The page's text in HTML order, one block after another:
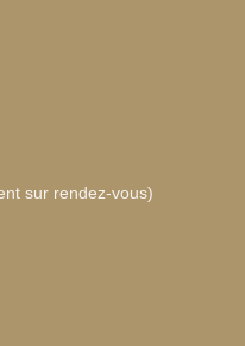
sur rendez-vous)